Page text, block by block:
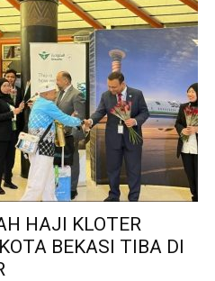
HAJI KLOTER
BEKASI TIBA DI